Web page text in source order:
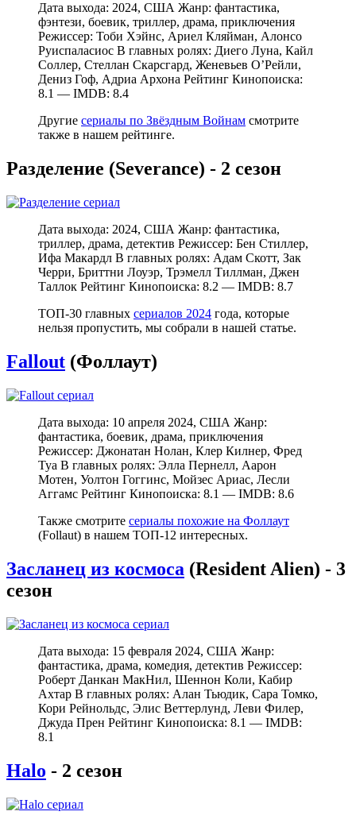
Дата выхода: 2024, США Жанр: фантастика,
фэнтези, боевик, триллер, драма, приключения
Режиссер: Тоби Хэйнс, Ариел Кляйман, Алонсо
Руиспаласиос В главных ролях: Диего Луна, Кайл
Соллер, Стеллан Скарсгард, Женевьев О’Рейли,
Дениз Гоф, Адриа Архона Рейтинг Кинопоиска:
8.1 — IMDB: 8.4
Другие сериалы по Звёздным Войнам смотрите
также в нашем рейтинге.
Разделение (Severance) - 2 сезон
Дата выхода: 2024, США Жанр: фантастика,
триллер, драма, детектив Режиссер: Бен Стиллер,
Ифа Макардл В главных ролях: Адам Скотт, Зак
Черри, Бриттни Лоуэр, Трэмелл Тиллман, Джен
Таллок Рейтинг Кинопоиска: 8.2 — IMDB: 8.7
ТОП-30 главных сериалов 2024 года, которые
нельзя пропустить, мы собрали в нашей статье.
Fallout (Фоллаут)
Дата выхода: 10 апреля 2024, США Жанр:
фантастика, боевик, драма, приключения
Режиссер: Джонатан Нолан, Клер Килнер, Фред
Туа В главных ролях: Элла Пернелл, Аарон
Мотен, Уолтон Гоггинс, Мойзес Ариас, Лесли
Аггамс Рейтинг Кинопоиска: 8.1 — IMDB: 8.6
Также смотрите сериалы похожие на Фоллаут
(Follaut) в нашем ТОП-12 интересных.
Засланец из космоса (Resident Alien) - 3
сезон
Дата выхода: 15 февраля 2024, США Жанр:
фантастика, драма, комедия, детектив Режиссер:
Роберт Данкан МакНил, Шеннон Коли, Кабир
Ахтар В главных ролях: Алан Тьюдик, Сара Томко,
Кори Рейнольдс, Элис Веттерлунд, Леви Филер,
Джуда Прен Рейтинг Кинопоиска: 8.1 — IMDB:
8.1
Halo - 2 сезон